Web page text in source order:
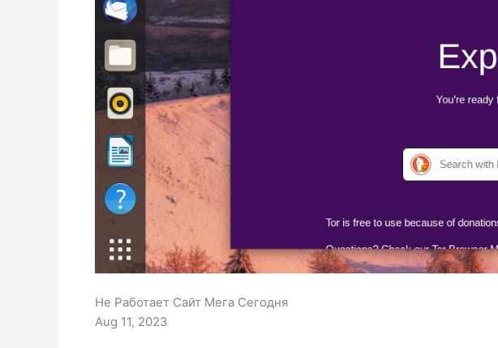
Не Работает Сайт Мега Сегодня
Aug 11, 2023